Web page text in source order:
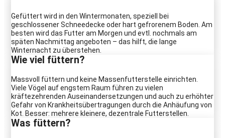
Gefüttert wird in den Wintermonaten, speziell bei
geschlossener Schneedecke oder hart gefrorenem Boden. Am
besten wird das Futter am Morgen und evtl. nochmals am
späten Nachmittag angeboten – das hilft, die lange
Winternacht zu überstehen.
Wie viel füttern?
Massvoll füttern und keine Massenfutterstelle einrichten.
Viele Vögel auf engstem Raum führen zu vielen
kräftezehrenden Auseinandersetzungen und auch zu erhöhter
Gefahr von Krankheitsübertragungen durch die Anhäufung von
Kot. Besser: mehrere kleinere, dezentrale Futterstellen.
Was füttern?